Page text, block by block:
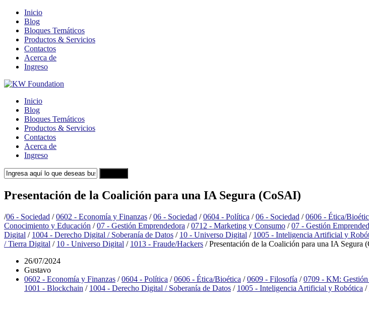
Inicio
Blog
Bloques Temáticos
Productos & Servicios
Contactos
Acerca de
Ingreso
Inicio
Blog
Bloques Temáticos
Productos & Servicios
Contactos
Acerca de
Ingreso
Presentación de la Coalición para una IA Segura (CoSAI)
/06 - Sociedad / 0602 - Economía y Finanzas / 06 - Sociedad / 0604 - Política / 06 - Sociedad / 0606 - Ética/
Conocimiento y Educación / 07 - Gestión Emprendedora / 0712 - Marketing y Consumo / 07 - Gestión
Digital / 1004 - Derecho Digital / Soberanía de Datos / 10 - Universo Digital / 1005 - Inteligencia Artificial y
/ Tierra Digital / 10 - Universo Digital / 1013 - Fraude/Hackers /Presentación de la Coalición para una IA Segura
26/07/2024
Gustavo
0602 - Economía y Finanzas /0604 - Política /0606 - Ética/Bioética /0609 - Filosofía /0709 - KM:
1001 - Blockchain / 1004 - Derecho Digital / Soberanía de Datos / 1005 - Inteligencia Artificial y Robótica /